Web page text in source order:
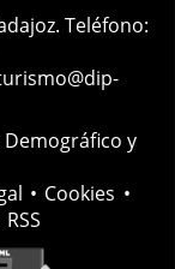
Teléfono:
y
• Cookies •
RSS